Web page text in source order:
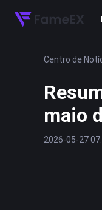
Centro de
maio
2026-05-27